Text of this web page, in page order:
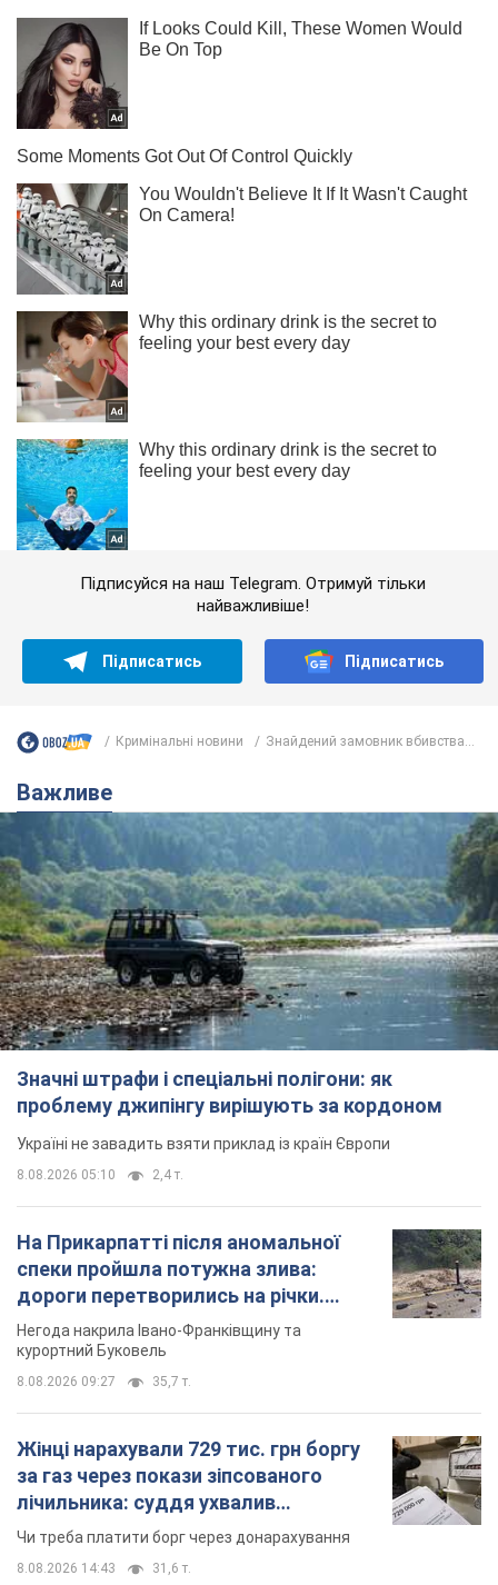
Підписуйся на наш Telegram. Отримуй тільки
найважливіше!
Підписатись Підписатись
Кримінальні новини Знайдений замовник вбивства...
Важливе
Значні штрафи і спеціальні полігони: як
проблему джипінгу вирішують за кордоном
Україні не завадить взяти приклад із країн Європи
8.08.2026 05:10 2,4 т.
На Прикарпатті після аномальної
спеки пройшла потужна злива:
дороги перетворились на річки.
Відео
Негода накрила Івано-Франківщину та
курортний Буковель
8.08.2026 09:27 35,7 т.
Жінці нарахували 729 тис. грн боргу
за газ через покази зіпсованого
лічильника: суддя ухвалив
неочікуване рішення
Чи треба платити борг через донарахування
8.08.2026 14:43 31,6 т.